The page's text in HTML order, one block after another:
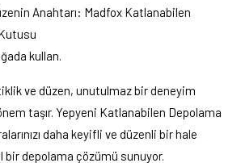
Anahtarı: Madfox Katlanabilen
kullan.
ve düzen, unutulmaz bir deneyim
taşır. Yepyeni Katlanabilen Depolama
daha keyifli ve düzenli bir hale
depolama çözümü sunuyor.